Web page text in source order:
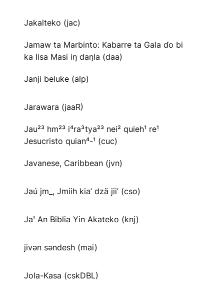
Jakalteko (jac)
Jamaw ta Marbinto: Kabarre ta Gala ɗo bi
ka Iisa Masi iŋ daŋla (daa)
Janji beluke (alp)
Jarawara (jaaR)
Jau²³ hm²³ i⁴ra³tya²³ nei² quieh¹ re¹
Jesucristo quian⁴-¹ (cuc)
Javanese, Caribbean (jvn)
Jaú jm_, Jmiih kia’ dzä jii’ (cso)
Jaꞌ An Biblia Yin Akateko (knj)
jivən səndesh (mai)
Jola-Kasa (cskDBL)